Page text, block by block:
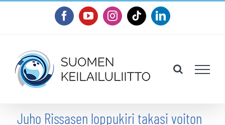
FacebookYouTubeInstagram
TiktokLinkedIn
Juho Rissasen loppukiri takasi voiton